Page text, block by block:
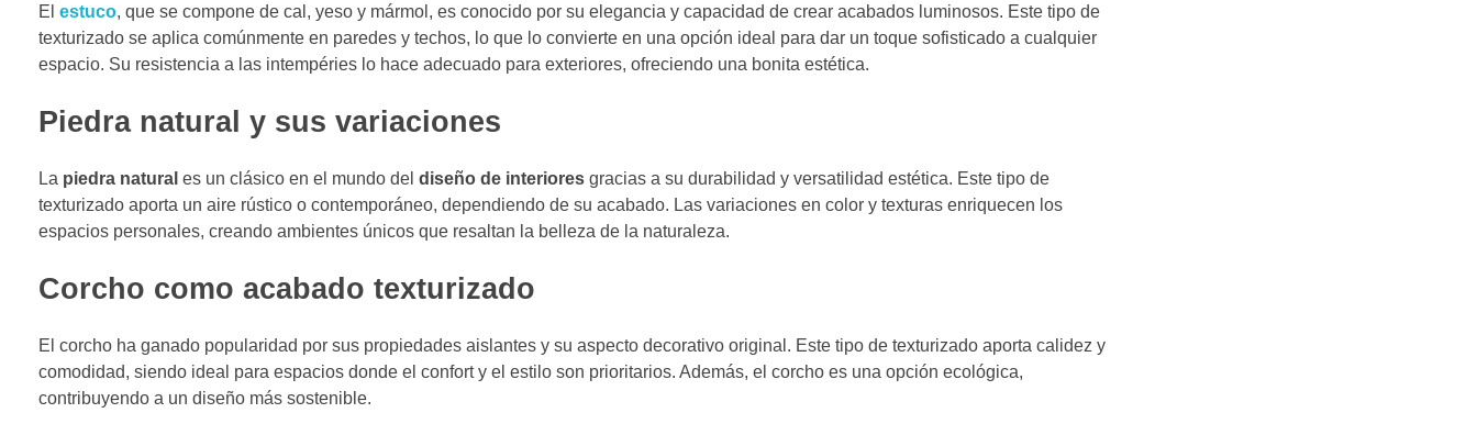
El estuco, que se compone de cal, yeso y mármol, es conocido por su elegancia y capacidad de crear acabados luminosos. Este tipo de
texturizado se aplica comúnmente en paredes y techos, lo que lo convierte en una opción ideal para dar un toque sofisticado a cualquier
espacio. Su resistencia a las intempéries lo hace adecuado para exteriores, ofreciendo una bonita estética.
Piedra natural y sus variaciones
La piedra natural es un clásico en el mundo del diseño de interiores gracias a su durabilidad y versatilidad estética. Este tipo de
texturizado aporta un aire rústico o contemporáneo, dependiendo de su acabado. Las variaciones en color y texturas enriquecen los
espacios personales, creando ambientes únicos que resaltan la belleza de la naturaleza.
Corcho como acabado texturizado
El corcho ha ganado popularidad por sus propiedades aislantes y su aspecto decorativo original. Este tipo de texturizado aporta calidez y
comodidad, siendo ideal para espacios donde el confort y el estilo son prioritarios. Además, el corcho es una opción ecológica,
contribuyendo a un diseño más sostenible.